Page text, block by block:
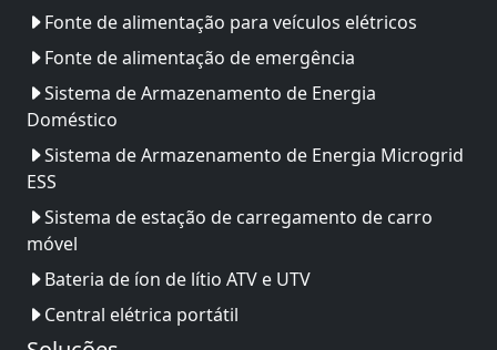
Fonte de alimentação para veículos elétricos
Fonte de alimentação de emergência
Sistema de Armazenamento de Energia
Doméstico
Sistema de Armazenamento de Energia Microgrid
ESS
Sistema de estação de carregamento de carro
móvel
Bateria de íon de lítio ATV e UTV
Central elétrica portátil